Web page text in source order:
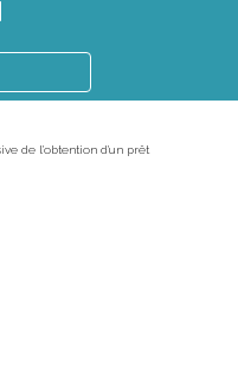
de l'obtention d'un prêt